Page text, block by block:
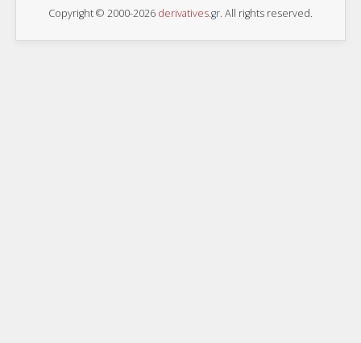
Copyright © 2000-2026 derivatives.gr. All rights reserved.